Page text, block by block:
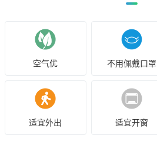
空气优 不用佩戴口罩
适宜外出 适宜开窗